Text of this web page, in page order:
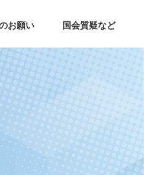
お願い 国会質疑など